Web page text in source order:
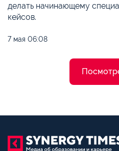
делать начинающему
кейсов.
7 мая 06:08